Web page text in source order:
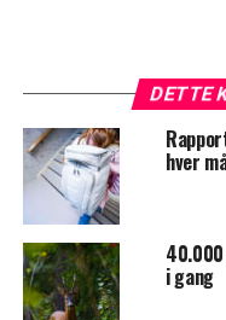
DETTE
hver
i gang